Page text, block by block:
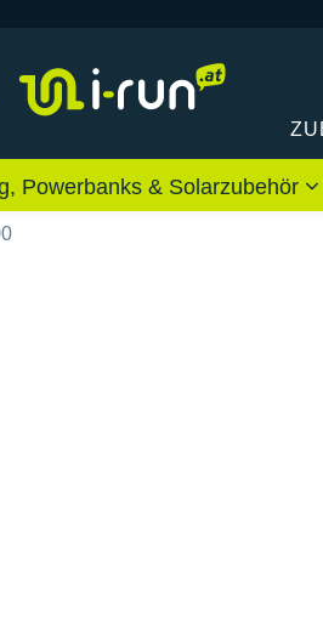
Powerbanks & Solarzubehör